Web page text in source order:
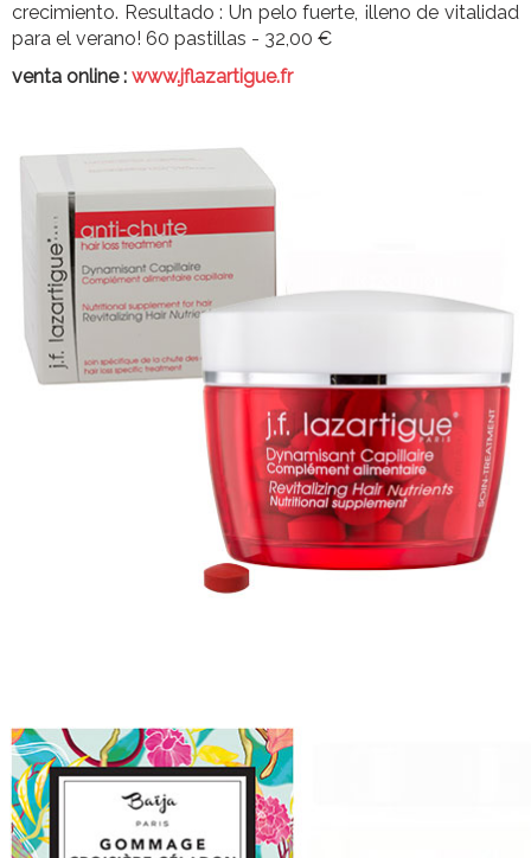
crecimiento. Resultado : Un pelo fuerte, ¡lleno de vitalidad
para el verano! 60 pastillas - 32,00 €
venta online : www.jflazartigue.fr